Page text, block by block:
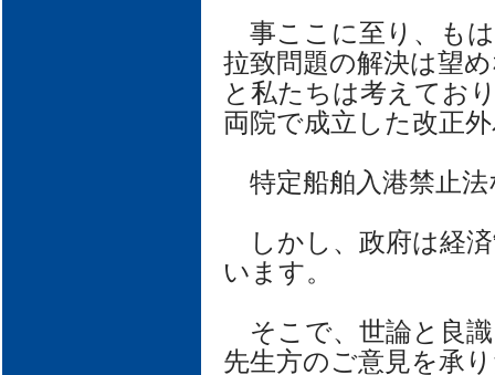
事ここに至り、も
拉致問題の解決は望
と私たちは考えてお
両院で成立した改正
特定船舶入港禁止
しかし、政府は経
います。
そこで、世論と良
先生方のご意見を承